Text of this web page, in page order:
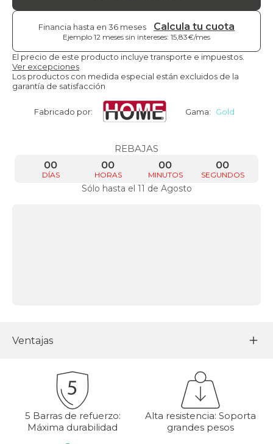
Financia hasta en 36 meses Calcula tu cuota
Ejemplo 12 meses sin intereses: 15,83€/mes
El precio de este producto incluye transporte e impuestos.
Ver excepciones
Los productos con medida especial están excluidos de la
garantía de satisfacción
Fabricado por: Gama: Gold
REBAJAS
DÍAS
00
HORAS
00
MINUTOS
00
SEGUNDOS
00
Sólo hasta el 11 de Agosto
Ventajas
5 Barras de refuerzo:
Máxima durabilidad
Alta resistencia: Soporta
grandes pesos